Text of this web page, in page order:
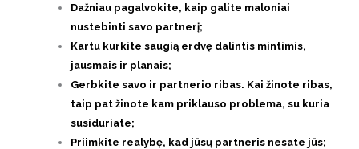
Dažniau pagalvokite, kaip galite maloniai
nustebinti savo partnerį;
Kartu kurkite saugią erdvę dalintis mintimis,
jausmais ir planais;
Gerbkite savo ir partnerio ribas. Kai žinote ribas,
taip pat žinote kam priklauso problema, su kuria
susiduriate;
Priimkite realybę, kad jūsų partneris nesate jūs;